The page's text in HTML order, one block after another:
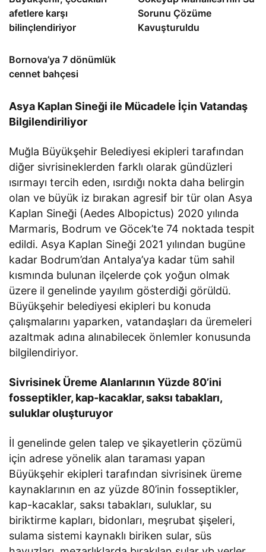
afetlere karşı
bilinçlendiriyor
Sorunu Çözüme
Kavuşturuldu
Bornova’ya 7 dönümlük
cennet bahçesi
Asya Kaplan Sineği ile Mücadele İçin Vatandaş
Bilgilendiriliyor
Muğla Büyükşehir Belediyesi ekipleri tarafından
diğer sivrisineklerden farklı olarak gündüzleri
ısırmayı tercih eden, ısırdığı nokta daha belirgin
olan ve büyük iz bırakan agresif bir tür olan Asya
Kaplan Sineği (Aedes Albopictus) 2020 yılında
Marmaris, Bodrum ve Göcek’te 74 noktada tespit
edildi. Asya Kaplan Sineği 2021 yılından bugüne
kadar Bodrum’dan Antalya’ya kadar tüm sahil
kısmında bulunan ilçelerde çok yoğun olmak
üzere il genelinde yayılım gösterdiği görüldü.
Büyükşehir belediyesi ekipleri bu konuda
çalışmalarını yaparken, vatandaşları da üremeleri
azaltmak adına alınabilecek önlemler konusunda
bilgilendiriyor.
Sivrisinek Üreme Alanlarının Yüzde 80’ini
fosseptikler, kap-kacaklar, saksı tabakları,
suluklar oluşturuyor
İl genelinde gelen talep ve şikayetlerin çözümü
için adrese yönelik alan taraması yapan
Büyükşehir ekipleri tarafından sivrisinek üreme
kaynaklarının en az yüzde 80’inin fosseptikler,
kap-kacaklar, saksı tabakları, suluklar, su
biriktirme kapları, bidonları, meşrubat şişeleri,
sulama sistemi kaynaklı biriken sular, süs